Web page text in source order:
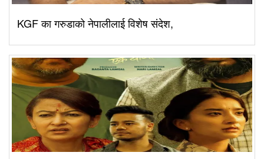
KGF का गरुडाको नेपालीलाई विशेष संदेश,